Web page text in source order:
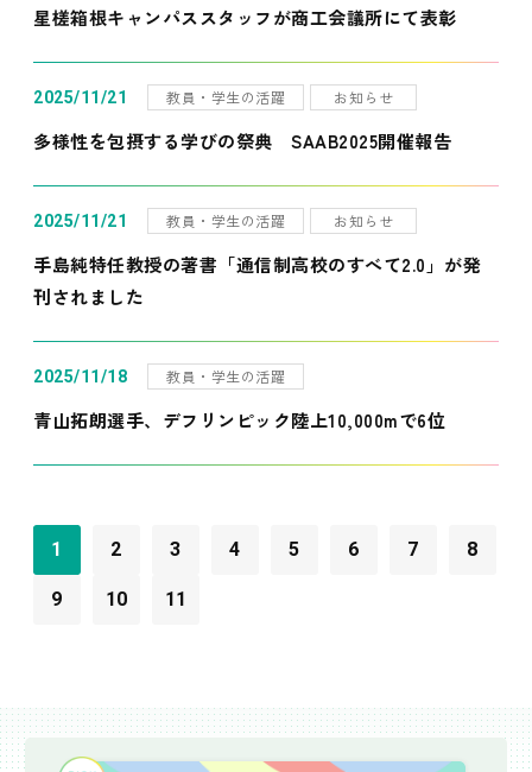
星槎箱根キャンパススタッフが商工会議所にて表彰
2025/11/21 教員・学生の活躍 お知らせ
多様性を包摂する学びの祭典 SAAB2025開催報告
2025/11/21 教員・学生の活躍 お知らせ
手島純特任教授の著書「通信制高校のすべて2.0」が発
刊されました
2025/11/18 教員・学生の活躍
青山拓朗選手、デフリンピック陸上10,000mで6位
1 2 3 4 5 6 7 8
9 10 11